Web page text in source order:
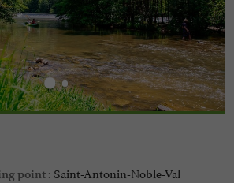
point : Saint-Antonin-Noble-Val